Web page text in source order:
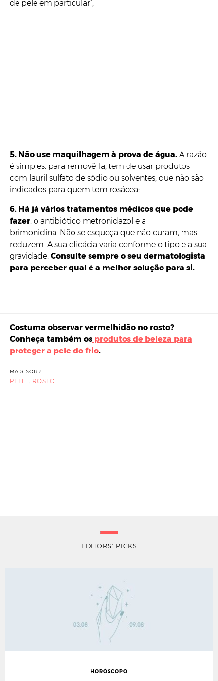
de pele em particular”;
5. Não use maquilhagem à prova de água. A razão
é simples: para removê-la, tem de usar produtos
com lauril sulfato de sódio ou solventes, que não são
indicados para quem tem rosácea;
6. Há já vários tratamentos médicos que pode
fazer: o antibiótico metronidazol e a
brimonidina. Não se esqueça que não curam, mas
reduzem. A sua eficácia varia conforme o tipo e a sua
gravidade. Consulte sempre o seu dermatologista
para perceber qual é a melhor solução para si.
Costuma observar vermelhidão no rosto?
Conheça também os produtos de beleza para
proteger a pele do frio.
MAIS SOBRE
PELE , ROSTO
EDITORS' PICKS
HORÓSCOPO